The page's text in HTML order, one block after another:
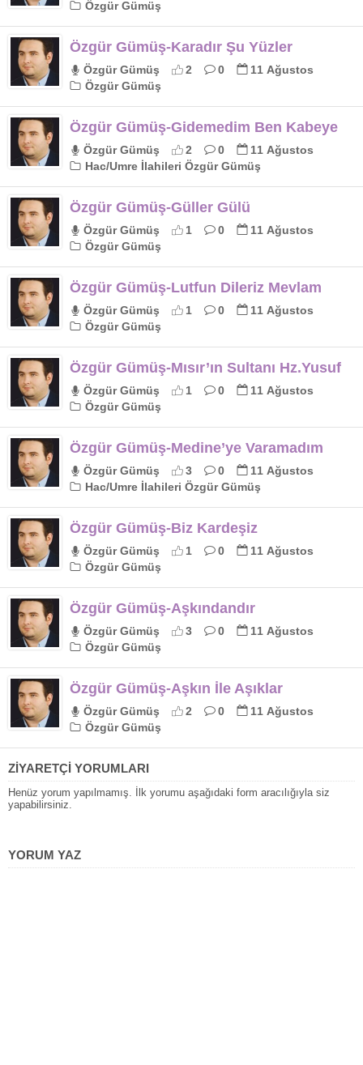
Özgür Gümüş
Özgür Gümüş-Karadır Şu Yüzler
Özgür Gümüş 2 0
11 Ağustos
Özgür Gümüş
Özgür Gümüş-Gidemedim Ben Kabeye
Özgür Gümüş 2 0
11 Ağustos
Hac/Umre İlahileri Özgür Gümüş
Özgür Gümüş-Güller Gülü
Özgür Gümüş 1 0
11 Ağustos
Özgür Gümüş
Özgür Gümüş-Lutfun Dileriz Mevlam
Özgür Gümüş 1 0
11 Ağustos
Özgür Gümüş
Özgür Gümüş-Mısır’ın Sultanı Hz.Yusuf
Özgür Gümüş 1 0
11 Ağustos
Özgür Gümüş
Özgür Gümüş-Medine’ye Varamadım
Özgür Gümüş 3 0
11 Ağustos
Hac/Umre İlahileri Özgür Gümüş
Özgür Gümüş-Biz Kardeşiz
Özgür Gümüş 1 0
11 Ağustos
Özgür Gümüş
Özgür Gümüş-Aşkındandır
Özgür Gümüş 3 0
11 Ağustos
Özgür Gümüş
Özgür Gümüş-Aşkın İle Aşıklar
Özgür Gümüş 2 0
11 Ağustos
Özgür Gümüş
ZİYARETÇİ YORUMLARI
Henüz yorum yapılmamış. İlk yorumu aşağıdaki form aracılığıyla siz
yapabilirsiniz.
YORUM YAZ